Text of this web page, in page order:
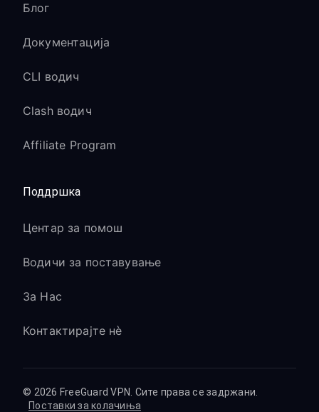
Блог
Документација
CLI водич
Clash водич
Affiliate Program
Поддршка
Центар за помош
Водичи за поставување
За Нас
Контактирајте нè
© 2026 FreeGuard VPN. Сите права се задржани.
Поставки за колачиња